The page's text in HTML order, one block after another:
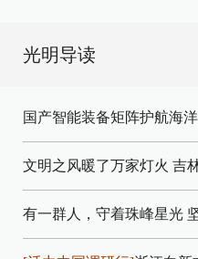
光明导读
国产智能装备矩阵护航海
文明之风暖了万家灯火 吉
有一群人，守着珠峰星光